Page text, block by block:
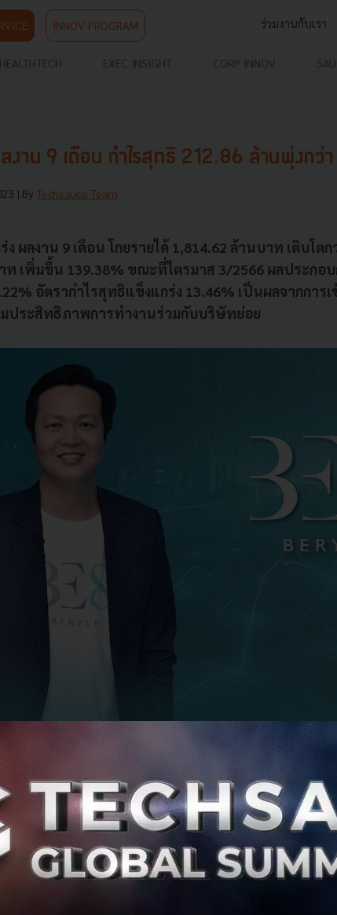
INNOV PROGRAM ร่วมงานกับเรา
HEALTHTECH EXEC INSIGHT CORP INNOV
งาน 9 เดือน กำไรสุทธิ 212.86 ล้านพุ่งกว่
| By Techsauce Team
ง ผลงาน 9 เดือน โกยรายได้ 1,814.62 ล้านบาท เติบโต
ท เพิ่มขึ้น 139.38% ขณะที่ไตรมาส 3/2566 ผลประกอบ
อัตรากำไรสุทธิแข็งแกร่ง 13.46% เป็นผลจากการ
ประสิทธิภาพการทำงานร่วมกับบริษัทย่อย
วินทรภักติ ประธานเจ้าหน้าที่บริหาร บริษัท เบริล 8 พลัส
การดำเนินงานงวด 9 เดือนแรกปี 2566 บริษัทและบริษัทย่
เมื่อเทียบกับงวดเดียวกันปีก่อน ที่มีกำไรสุทธิ
ม 1,814.62 ล้านบาท เติบโตสูงถึง 284.90% เมื่อเทียบกั
ล้านบาท เป็นผลมาจากการรวมรายได้ของบริษัทย่อยที่บ